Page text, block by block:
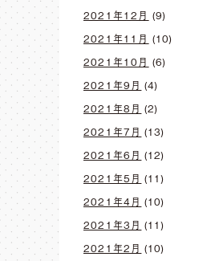
2021年12月 (9)
2021年11月 (10)
2021年10月 (6)
2021年9月 (4)
2021年8月 (2)
2021年7月 (13)
2021年6月 (12)
2021年5月 (11)
2021年4月 (10)
2021年3月 (11)
2021年2月 (10)